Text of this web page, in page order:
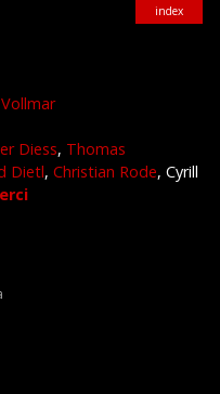
index
Diess, Thomas
Dietl, Christian Rode, Cyrill